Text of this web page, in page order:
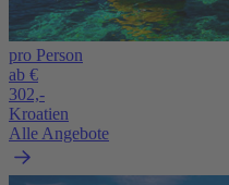
pro Person
ab €
302,-
Kroatien
Alle Angebote